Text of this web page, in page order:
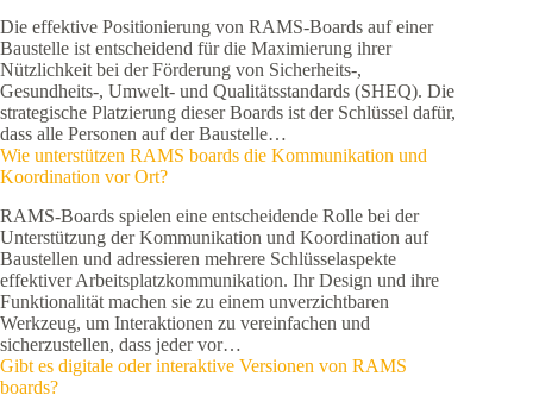
Die effektive Positionierung von RAMS-Boards auf einer
Baustelle ist entscheidend für die Maximierung ihrer
Nützlichkeit bei der Förderung von Sicherheits-,
Gesundheits-, Umwelt- und Qualitätsstandards (SHEQ). Die
strategische Platzierung dieser Boards ist der Schlüssel dafür,
dass alle Personen auf der Baustelle…
Wie unterstützen RAMS boards die Kommunikation und
Koordination vor Ort?
RAMS-Boards spielen eine entscheidende Rolle bei der
Unterstützung der Kommunikation und Koordination auf
Baustellen und adressieren mehrere Schlüsselaspekte
effektiver Arbeitsplatzkommunikation. Ihr Design und ihre
Funktionalität machen sie zu einem unverzichtbaren
Werkzeug, um Interaktionen zu vereinfachen und
sicherzustellen, dass jeder vor…
Gibt es digitale oder interaktive Versionen von RAMS
boards?